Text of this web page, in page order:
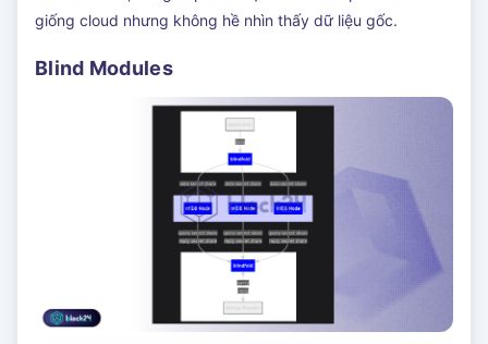
giống cloud nhưng không hề nhìn thấy dữ liệu gốc.
Blind Modules